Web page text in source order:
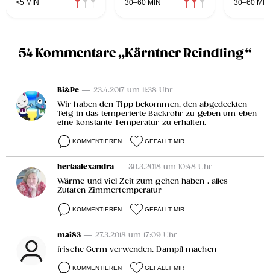
<5 MIN 30–60 MIN 30–60 MIN
54 Kommentare „Kärntner Reindling“
Bi&Pe — 23.4.2017 um 11:38 Uhr
Wir haben den Tipp bekommen, den abgedeckten
Teig in das temperierte Backrohr zu geben um eben
eine konstante Temperatur zu erhalten.
KOMMENTIEREN GEFÄLLT MIR
hertaalexandra — 30.3.2018 um 10:48 Uhr
Wärme und viel Zeit zum gehen haben , alles
Zutaten Zimmertemperatur
KOMMENTIEREN GEFÄLLT MIR
mai83 — 27.3.2018 um 17:09 Uhr
frische Germ verwenden, Dampfl machen
KOMMENTIEREN GEFÄLLT MIR